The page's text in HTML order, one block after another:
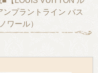
プラントライン バス
ワール）
い品目
報